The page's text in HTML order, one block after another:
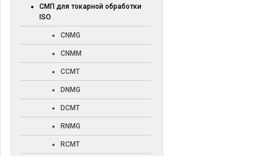
СМП для токарной обработки
ISO
CNMG
CNMM
CCMT
DNMG
DCMT
RNMG
RCMT